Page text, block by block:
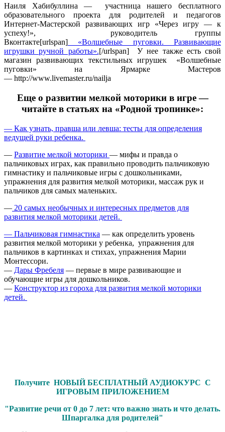
Наиля Хабибуллина — участница нашего бесплатного
образовательного проекта для родителей и педагогов
Интернет-Мастерской развивающих игр «Через игру — к
успеху!», руководитель группы
Вконтакте[urlspan] «Волшебные пуговки. Развивающие
игрушки ручной работы».[/urlspan] У нее также есть свой
магазин развивающих текстильных игрушек «Волшебные
пуговки» на Ярмарке Мастеров
— http://www.livemaster.ru/nailja
Еще о развитии мелкой моторики в игре —
читайте в статьях на «Родной тропинке»:
— Как узнать, правша или левша: тесты для определения
ведущей руки ребенка.
— Развитие мелкой моторики — мифы и правда о
пальчиковых играх, как правильно проводить пальчиковую
гимнастику и пальчиковые игры с дошкольниками,
упражнения для развития мелкой моторики, массаж рук и
пальчиков для самых маленьких.
— 20 самых необычных и интересных предметов для
развития мелкой моторики детей.
— Пальчиковая гимнастика — как определить уровень
развития мелкой моторики у ребенка, упражнения для
пальчиков в картинках и стихах, упражнения Марии
Монтессори.
— Дары Фребеля — первые в мире развивающие и
обучающие игры для дошкольников.
— Конструктор из гороха для развития мелкой моторики
детей.
Получите НОВЫЙ БЕСПЛАТНЫЙ АУДИОКУРС С
ИГРОВЫМ ПРИЛОЖЕНИЕМ
"Развитие речи от 0 до 7 лет: что важно знать и что делать.
Шпаргалка для родителей"